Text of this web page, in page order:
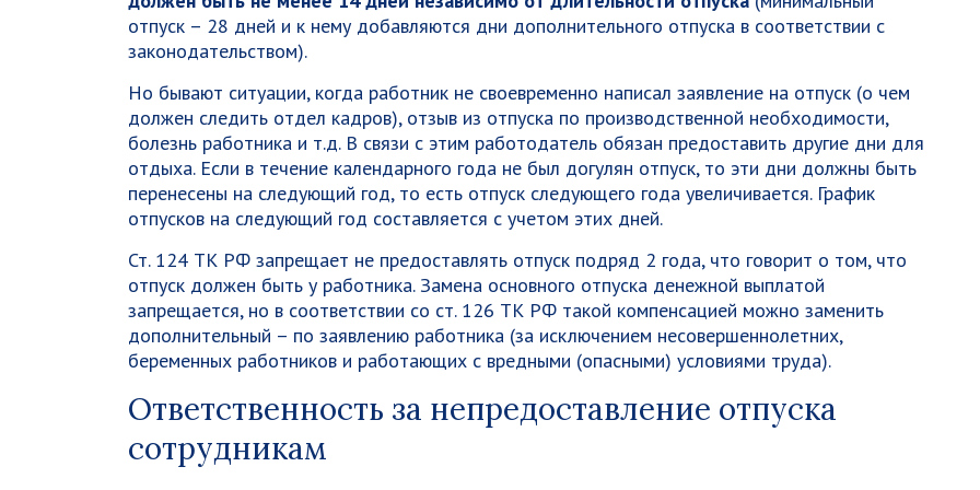
отпуск – 28 дней и к нему добавляются дни дополнительного отпуска в соответствии с
законодательством).
Но бывают ситуации, когда работник не своевременно написал заявление на отпуск (о чем
должен следить отдел кадров), отзыв из отпуска по производственной необходимости,
болезнь работника и т.д. В связи с этим работодатель обязан предоставить другие дни для
отдыха. Если в течение календарного года не был догулян отпуск, то эти дни должны быть
перенесены на следующий год, то есть отпуск следующего года увеличивается. График
отпусков на следующий год составляется с учетом этих дней.
Ст. 124 ТК РФ запрещает не предоставлять отпуск подряд 2 года, что говорит о том, что
отпуск должен быть у работника. Замена основного отпуска денежной выплатой
запрещается, но в соответствии со ст. 126 ТК РФ такой компенсацией можно заменить
дополнительный – по заявлению работника (за исключением несовершеннолетних,
беременных работников и работающих с вредными (опасными) условиями труда).
Ответственность за непредоставление отпуска
сотрудникам